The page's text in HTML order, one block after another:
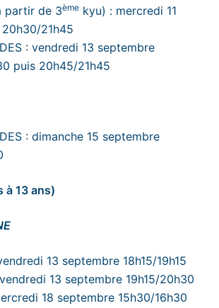
partir de 3ème kyu) : mercredi 11
21h45
: vendredi 13 septembre
puis 20h45/21h45
: dimanche 15 septembre
à 13 ans)
13 septembre 18h15/19h15
13 septembre 19h15/20h30
18 septembre 15h30/16h30